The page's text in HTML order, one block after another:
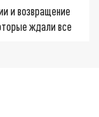
и возвращение
ждали все